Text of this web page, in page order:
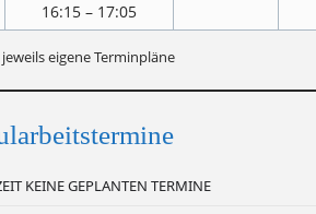
16:15 – 17:05
eigene Terminpläne
KEINE GEPLANTEN TERMINE